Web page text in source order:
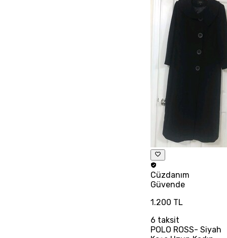
Cüzdanım
Güvende
1.200 TL
6 taksit
POLO ROSS- Siyah